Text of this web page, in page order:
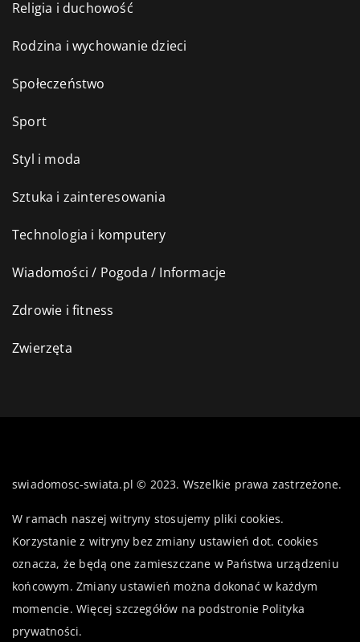
Religia i duchowość
Rodzina i wychowanie dzieci
Społeczeństwo
Sport
Styl i moda
Sztuka i zainteresowania
Technologia i komputery
Wiadomości / Pogoda / Informacje
Zdrowie i fitness
Zwierzęta
swiadomosc-swiata.pl © 2023. Wszelkie prawa zastrzeżone.
W ramach naszej witryny stosujemy pliki cookies.
Korzystanie z witryny bez zmiany ustawień dot. cookies
oznacza, że będą one zamieszczane w Państwa urządzeniu
końcowym. Zmiany ustawień można dokonać w każdym
momencie. Więcej szczegółów na podstronie Polityka
prywatności.